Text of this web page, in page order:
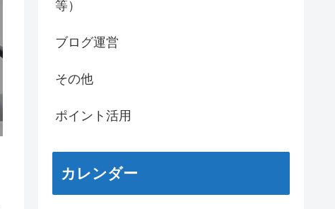
等）
ブログ運営
その他
ポイント活用
カレンダー